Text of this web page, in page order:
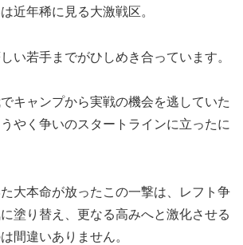
近年稀に見る大激戦区。
い若手までがひしめき合っています。
キャンプから実戦の機会を逃していた
やく争いのスタートラインに立ったに
大本命が放ったこの一撃は、レフト争
塗り替え、更なる高みへと激化させる
間違いありません。